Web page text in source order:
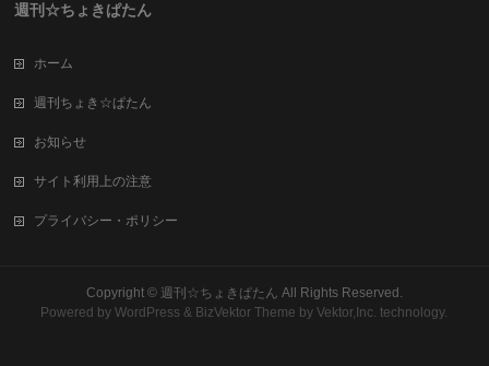
週刊☆ちょきぱたん
ホーム
週刊ちょき☆ぱたん
お知らせ
サイト利用上の注意
プライバシー・ポリシー
Copyright © 週刊☆ちょきぱたん All Rights Reserved.
Powered byWordPress & BizVektor Theme by Vektor,Inc. technology.